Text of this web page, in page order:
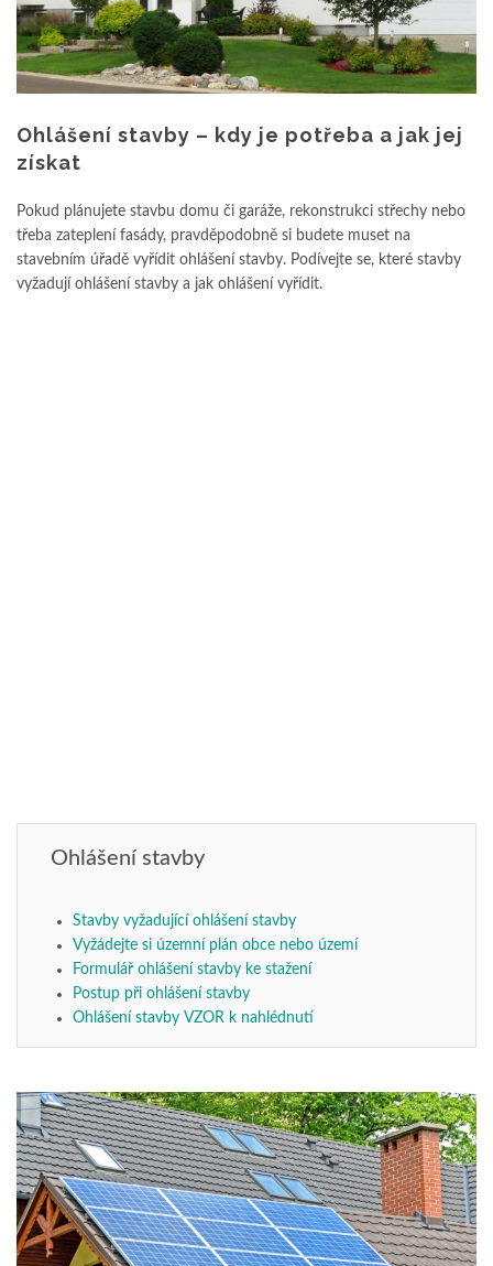
Ohlášení stavby – kdy je potřeba a jak jej
získat
Pokud plánujete stavbu domu či garáže, rekonstrukci střechy nebo
třeba zateplení fasády, pravděpodobně si budete muset na
stavebním úřadě vyřídit ohlášení stavby. Podívejte se, které stavby
vyžadují ohlášení stavby a jak ohlášení vyřídit.
Ohlášení stavby
Stavby vyžadující ohlášení stavby
Vyžádejte si územní plán obce nebo území
Formulář ohlášení stavby ke stažení
Postup při ohlášení stavby
Ohlášení stavby VZOR k nahlédnutí